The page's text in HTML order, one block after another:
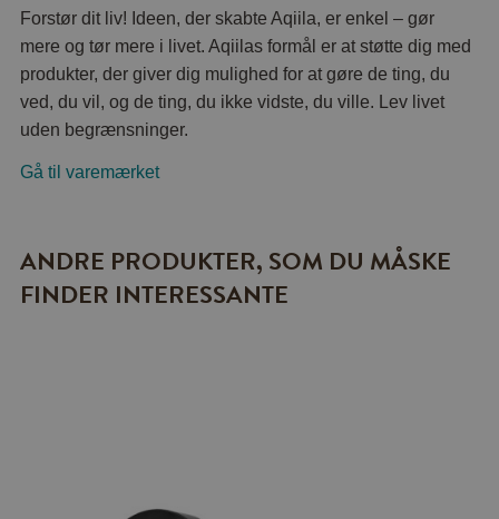
Forstør dit liv! Ideen, der skabte Aqiila, er enkel – gør
mere og tør mere i livet. Aqiilas formål er at støtte dig med
produkter, der giver dig mulighed for at gøre de ting, du
ved, du vil, og de ting, du ikke vidste, du ville. Lev livet
uden begrænsninger.
Gå til varemærket
ANDRE PRODUKTER, SOM DU MÅSKE
FINDER INTERESSANTE